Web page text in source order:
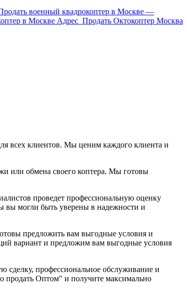
военный квадрокоптер в Москве —
в Москве Адрес Продать Октокоптер Москва
всех клиентов. Мы ценим каждого клиента и
или обмена своего коптера. Мы готовы
проведет профессиональную оценку
вы могли быть уверены в надежности и
предложить вам выгодные условия и
вариант и предложим вам выгодные условия
сделку, профессиональное обслуживание и
продать Оптом" и получите максимально